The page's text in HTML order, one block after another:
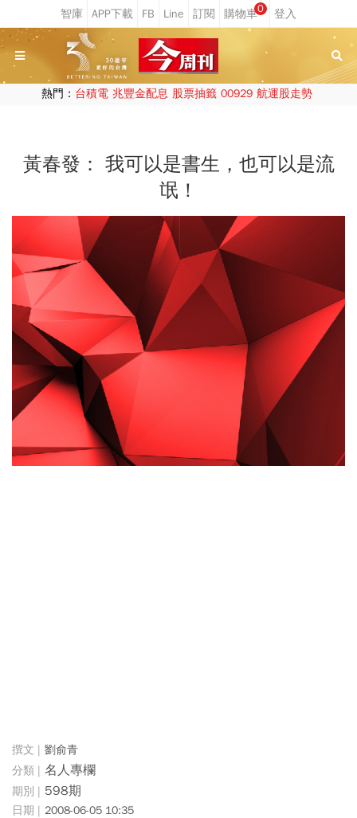
0
熱門： 台積電 兆豐金配息 股票抽籤 00929 航運股走勢
黃春發： 我可以是書生，也可以是流
氓！
劉俞青
名人專欄
598期
2008-06-05 10:35